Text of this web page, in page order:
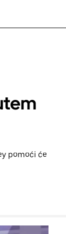
pomoći će